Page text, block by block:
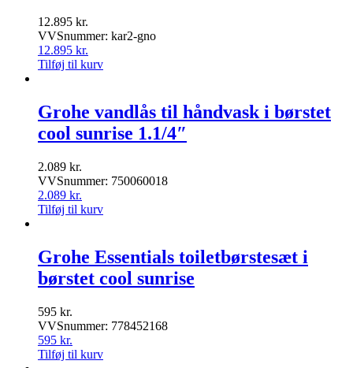
12.895 kr.
VVSnummer: kar2-gno
12.895 kr.
Tilføj til kurv
Grohe vandlås til håndvask i børstet
cool sunrise 1.1/4″
2.089 kr.
VVSnummer: 750060018
2.089 kr.
Tilføj til kurv
Grohe Essentials toiletbørstesæt i
børstet cool sunrise
595 kr.
VVSnummer: 778452168
595 kr.
Tilføj til kurv